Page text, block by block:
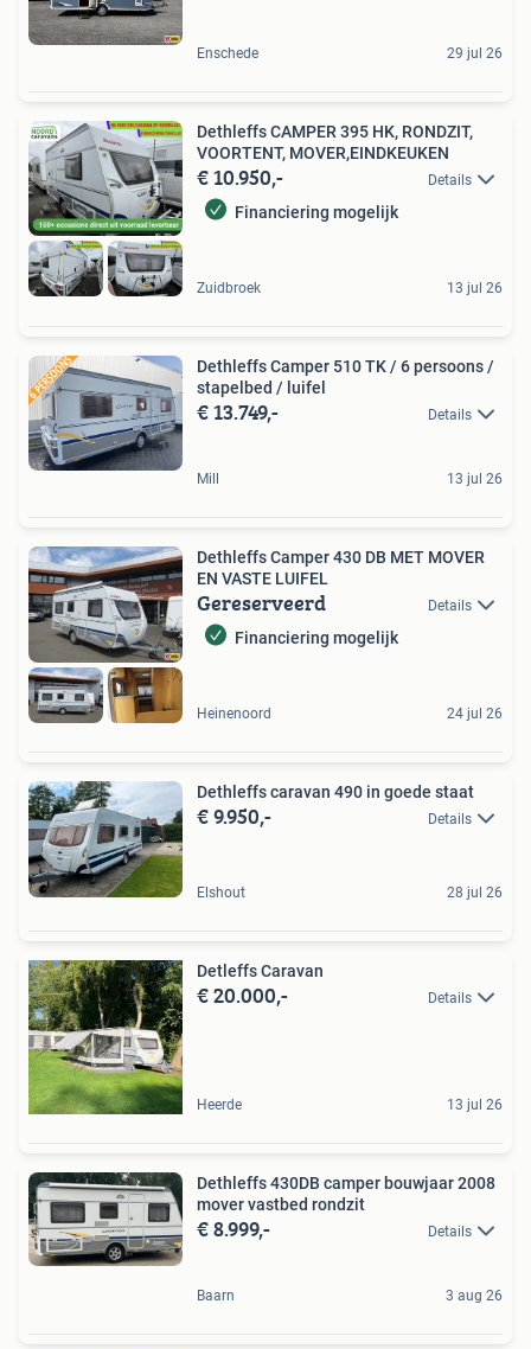
Enschede 29 jul 26
Dethleffs CAMPER 395 HK, RONDZIT,
VOORTENT, MOVER,EINDKEUKEN
€ 10.950,- Details
Financiering mogelijk
Zuidbroek 13 jul 26
Dethleffs Camper 510 TK / 6 persoons /
stapelbed / luifel
€ 13.749,- Details
Mill 13 jul 26
Dethleffs Camper 430 DB MET MOVER
EN VASTE LUIFEL
Gereserveerd Details
Financiering mogelijk
Heinenoord 24 jul 26
Dethleffs caravan 490 in goede staat
€ 9.950,- Details
Elshout 28 jul 26
Detleffs Caravan
€ 20.000,- Details
Heerde 13 jul 26
Dethleffs 430DB camper bouwjaar 2008
mover vastbed rondzit
€ 8.999,- Details
Baarn 3 aug 26